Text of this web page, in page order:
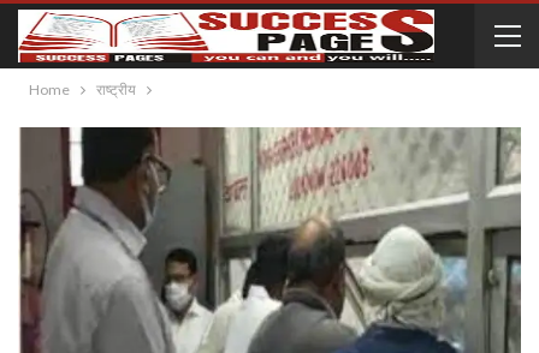
Home राष्ट्रीय